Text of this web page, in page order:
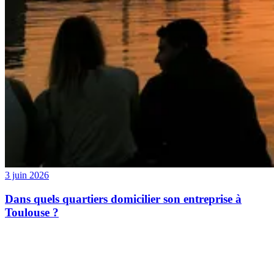
3 juin 2026
Dans quels quartiers domicilier son entreprise à
Toulouse ?